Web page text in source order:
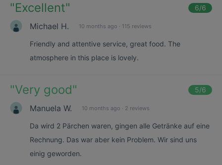
"Excellent" 6/6
Michael H. 10 months ago · 115 reviews
Friendly and attentive service, great food. The
atmosphere in this place is lovely.
"Very good" 5/6
Manuela W. 10 months ago · 2 reviews
Da wird 2 Pärchen waren, gingen alle Getränke auf eine
Rechnung. Das war aber kein Problem. Wir sind uns
einig geworden.